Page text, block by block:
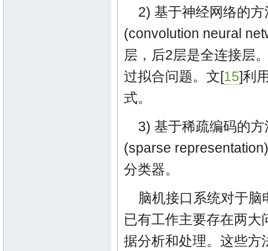
2) 基于神经网络的方
(convolution neural
层，后2层是全连接层
过拟合问题。文[15]利
式。
3) 基于稀疏编码的方
(sparse
分类器。
脑机接口系统对于
已有工作主要存在两
据分析和处理。这些方